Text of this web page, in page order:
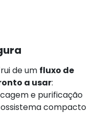
de um fluxo de
a usar:
e purificação
compacto